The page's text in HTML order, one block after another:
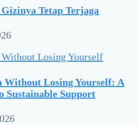
Tetap Terjaga
Without Losing Yourself: A
Sustainable Support